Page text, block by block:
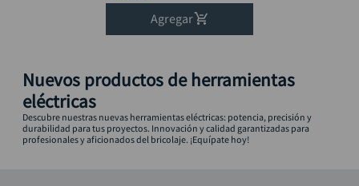
Agregar
Nuevos productos de herramientas
eléctricas
Descubre nuestras nuevas herramientas eléctricas: potencia, precisión y
durabilidad para tus proyectos. Innovación y calidad garantizadas para
profesionales y aficionados del bricolaje. ¡Equípate hoy!